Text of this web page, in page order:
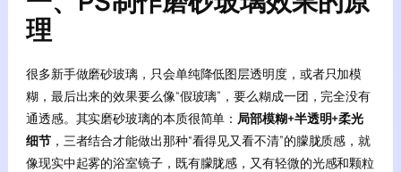
理
很多新手做磨砂玻璃，只会单纯降低图层透明度，或者只加模
糊，最后出来的效果要么像“假玻璃”，要么糊成一团，完全没有
通透感。其实磨砂玻璃的本质很简单： 局部模糊+半透明+柔光
细节，三者结合才能做出那种“看得见又看不清”的朦胧质感，就
像现实中起雾的浴室镜子，既有朦胧感，又有轻微的光感和颗粒